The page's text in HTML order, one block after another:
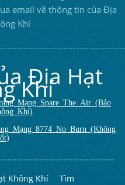
email về thông tin của Địa
Khí
Địa Hạt
Khí
Mạng Spare The Air (Bảo
Khí)
Mạng 8774 No Burn (Không
Không Khí
Tìm